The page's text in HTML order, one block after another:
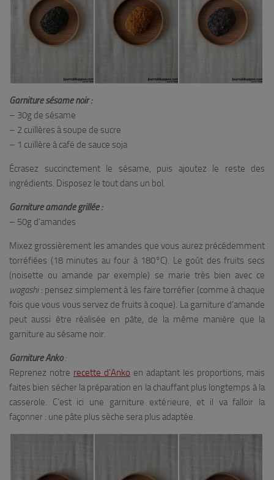
Garniture sésame noir :
– 30g de sésame
– 2 cuillères à soupe de sucre
– 1 cuillère à café de sauce soja
Écrasez succinctement le sésame, puis ajoutez le reste des
ingrédients. Disposez le tout dans un bol.
Garniture amande grillée :
– 50g d’amandes
Mixez grossièrement les amandes que vous aurez précédemment
torréfiées (18 minutes au four à 180°C). Le goût des fruits secs
(noisette ou amande par exemple) se marie très bien avec ce
wagashi: pensez simplement à les faire torréfier (comme à chaque
fois que vous vous servez de fruits à coque). La garniture d’amande
peut aussi être réalisée en pâte, de la même manière que la
garniture au sésame noir.
Garniture Anko:
Reprenez notre recette d’Anko en adaptant les proportions, mais
faites bien sécher la préparation en la chauffant plus longtemps à la
casserole. C’est ici une garniture extérieure, et il va falloir la
façonner : une pâte plus sèche sera plus adaptée.